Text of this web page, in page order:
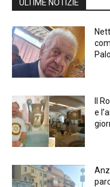
ULTIME NOTIZIE
Il
e